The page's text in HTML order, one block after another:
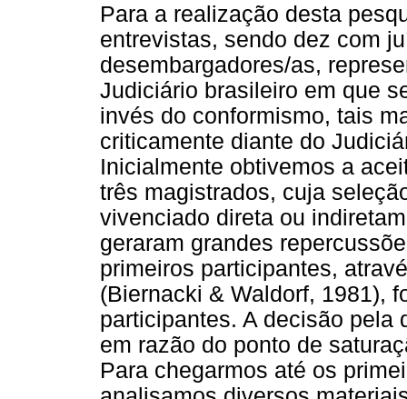
Para a realização desta
entrevistas, sendo dez com
desembargadores/as,
Judiciário brasileiro em que
invés do conformismo, tais
criticamente diante do
Inicialmente obtivemos a
três magistrados, cuja
vivenciado direta ou
geraram grandes
primeiros participantes,
(Biernacki & Waldorf, 1981),
participantes. A decisão pela
em razão do ponto de
Para chegarmos até os